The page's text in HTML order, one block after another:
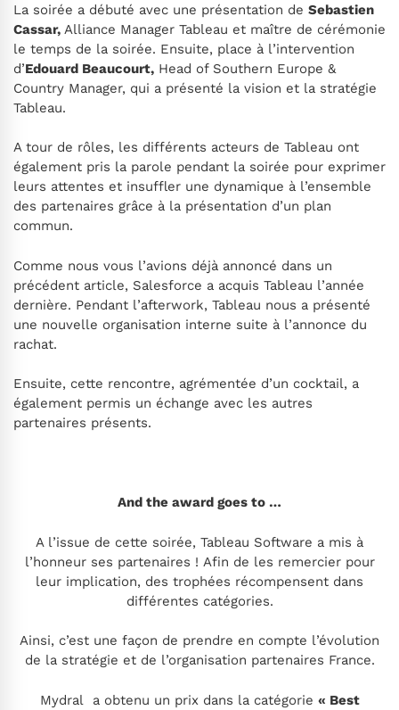
La soirée a débuté avec une présentation de Sebastien
Cassar, Alliance Manager Tableau et maître de cérémonie
le temps de la soirée. Ensuite, place à l’intervention
d’Edouard Beaucourt, Head of Southern Europe &
Country Manager, qui a présenté la vision et la stratégie
Tableau.
A tour de rôles, les différents acteurs de Tableau ont
également pris la parole pendant la soirée pour exprimer
leurs attentes et insuffler une dynamique à l’ensemble
des partenaires grâce à la présentation d’un plan
commun.
Comme nous vous l’avions déjà annoncé dans un
précédent article, Salesforce a acquis Tableau l’année
dernière. Pendant l’afterwork, Tableau nous a présenté
une nouvelle organisation interne suite à l’annonce du
rachat.
Ensuite, cette rencontre, agrémentée d’un cocktail, a
également permis un échange avec les autres
partenaires présents.
And the award goes to …
A l’issue de cette soirée, Tableau Software a mis à
l’honneur ses partenaires ! Afin de les remercier pour
leur implication, des trophées récompensent dans
différentes catégories.
Ainsi, c’est une façon de prendre en compte l’évolution
de la stratégie et de l’organisation partenaires France.
Mydral a obtenu un prix dans la catégorie « Best